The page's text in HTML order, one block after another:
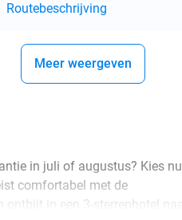
Routebeschrijving
Meer weergeven
in juli of augustus? Kies nu
comfortabel met de
in een 3-sterrenhotel naar